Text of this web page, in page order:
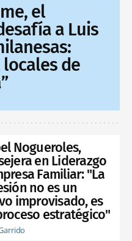
el
a Luis
de
Nogueroles,
en Liderazgo
Familiar: "La
no es un
improvisado, es
estratégico"